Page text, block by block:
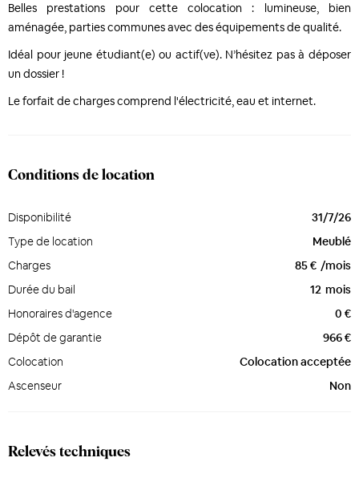
Belles prestations pour cette colocation : lumineuse, bien
aménagée, parties communes avec des équipements de qualité.
Idéal pour jeune étudiant(e) ou actif(ve). N’hésitez pas à déposer
un dossier !
Le forfait de charges comprend l'électricité, eau et internet.
Conditions de location
Disponibilité
31/7/26
Type de location
Meublé
Charges
85 € /mois
Durée du bail
12 mois
Honoraires d'agence
0 €
Dépôt de garantie
966 €
Colocation
Colocation acceptée
Ascenseur
Non
Relevés techniques